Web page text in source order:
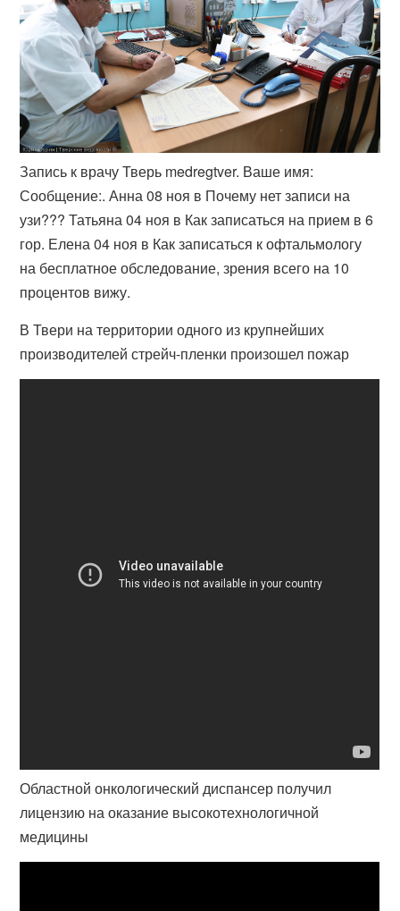
Запись к врачу Тверь medregtver. Ваше имя:
Сообщение:. Анна 08 ноя в Почему нет записи на
узи??? Татьяна 04 ноя в Как записаться на прием в 6
гор. Елена 04 ноя в Как записаться к офтальмологу
на бесплатное обследование, зрения всего на 10
процентов вижу.
В Твери на территории одного из крупнейших
производителей стрейч-пленки произошел пожар
Областной онкологический диспансер получил
лицензию на оказание высокотехнологичной
медицины